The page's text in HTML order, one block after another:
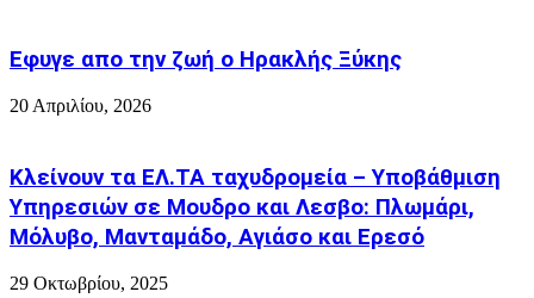
αλλο,
πολυ
σημαντικο,
ακουσαμε!
Εφυγε απο την ζωή o Ηρακλής Ξύκης
20 Απριλίου, 2026
Κλείνουν τα ΕΛ.ΤΑ ταχυδρομεία – Υποβάθμιση
Υπηρεσιών σε Μουδρο και Λεσβο: Πλωμάρι,
Μόλυβο, Μανταμάδο, Αγιάσο και Ερεσό
29 Οκτωβρίου, 2025